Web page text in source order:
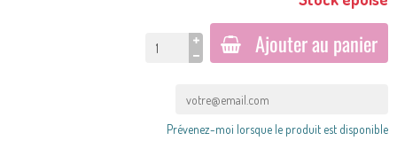
Ajouter au panier
Prévenez-moi lorsque le produit est disponible